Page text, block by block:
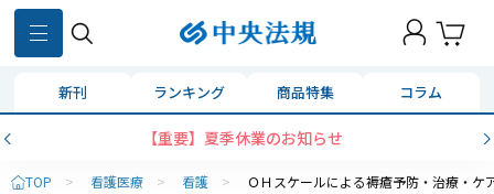
新刊 ランキング 商品特集 コラム
【重要】夏季休業のお知らせ
TOP > 看護医療 > 看護 > ＯＨスケールによる褥瘡予防・治療・